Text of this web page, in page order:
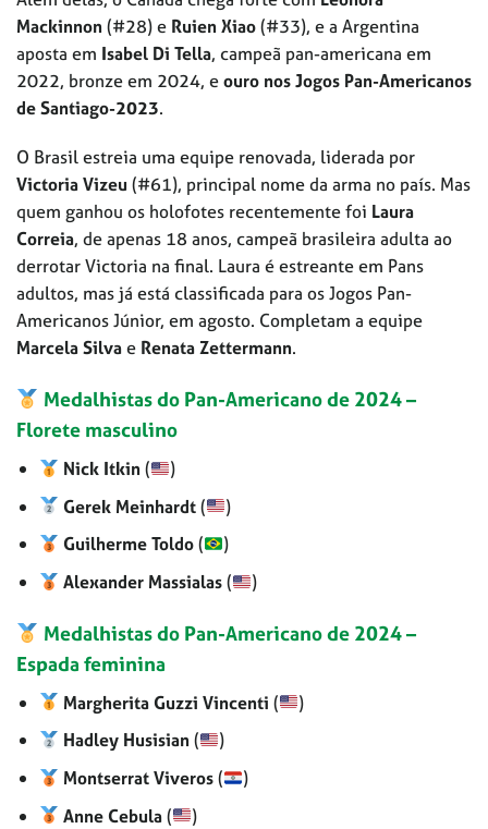
Mackinnon (#28) e Ruien Xiao(#33), e a Argentina
aposta em Isabel Di Tella, campeã pan-americana em
2022, bronze em 2024, eouro nos Jogos Pan-Americanos
de Santiago-2023.
O Brasil estreia uma equipe renovada, liderada por
Victoria Vizeu (#61), principal nome da arma no país. Mas
quem ganhou os holofotes recentemente foi Laura
Correia, de apenas 18 anos, campeã brasileira adulta ao
derrotar Victoria na final. Laura é estreante em Pans
adultos, mas já está classificada para os Jogos Pan-
Americanos Júnior, em agosto. Completam a equipe
Marcela Silvae Renata Zettermann.
Medalhistas do Pan-Americano de 2024 –
Florete masculino
Nick Itkin (
)
Gerek Meinhardt(
)
Guilherme Toldo(
)
Alexander Massialas( )
Medalhistas do Pan-Americano de 2024 –
Espada feminina
Margherita Guzzi Vincenti (
)
Hadley Husisian (
)
Montserrat Viveros(
)
Anne Cebula( )